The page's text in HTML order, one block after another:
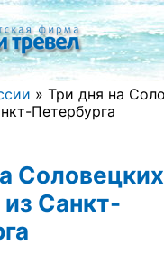
44-68
контакты
сайта
» Три дня на
Петербурга
Соловецких
из Санкт-